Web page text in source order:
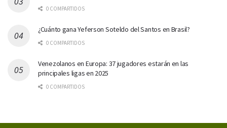
0 COMPARTIDOS
¿Cuánto gana Yeferson Soteldo del Santos en Brasil?
0 COMPARTIDOS
Venezolanos en Europa: 37 jugadores estarán en las
principales ligas en 2025
0 COMPARTIDOS